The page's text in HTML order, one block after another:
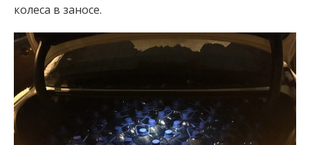
колеса в заносе.